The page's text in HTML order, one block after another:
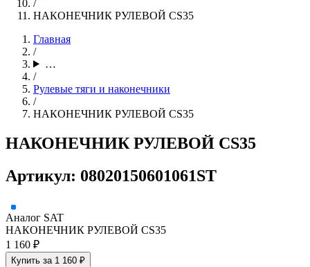
/
НАКОНЕЧНИК РУЛЕВОЙ CS35
Главная
/
…
/
Рулевые тяги и наконечники
/
НАКОНЕЧНИК РУЛЕВОЙ CS35
НАКОНЕЧНИК РУЛЕВОЙ CS35
Артикул: 08020150601061ST
Аналог SAT
НАКОНЕЧНИК РУЛЕВОЙ CS35
1 160 ₽
Купить за 1 160 ₽